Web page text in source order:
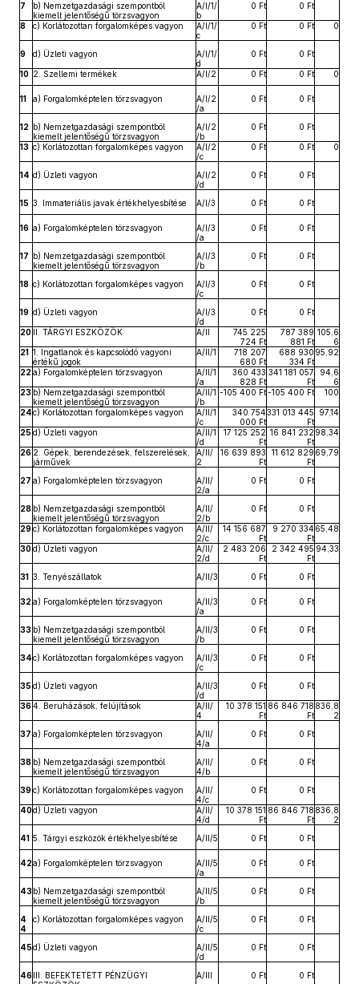
7
b) Nemzetgazdasági szempontból
kiemelt jelentőségű törzsvagyon
A/I/1/
b
0 Ft 0 Ft
8 c) Korlátozottan forgalomképes vagyon
A/I/1/
c
0 Ft 0 Ft 0
9 d) Üzleti vagyon
A/I/1/
d
0 Ft 0 Ft
10 2. Szellemi termékek A/I/2 0 Ft 0 Ft 0
11 a) Forgalomképtelen törzsvagyon
A/I/2
/a
0 Ft 0 Ft
12 b) Nemzetgazdasági szempontból
kiemelt jelentőségű törzsvagyon
A/I/2
/b
0 Ft 0 Ft
13 c) Korlátozottan forgalomképes vagyon
A/I/2
/c
0 Ft 0 Ft 0
14 d) Üzleti vagyon
A/I/2
/d
0 Ft 0 Ft
15 3. Immateriális javak értékhelyesbítése A/I/3 0 Ft 0 Ft
16 a) Forgalomképtelen törzsvagyon
A/I/3
/a
0 Ft 0 Ft
17 b) Nemzetgazdasági szempontból
kiemelt jelentőségű törzsvagyon
A/I/3
/b
0 Ft 0 Ft
18 c) Korlátozottan forgalomképes vagyon
A/I/3
/c
0 Ft 0 Ft
19 d) Üzleti vagyon
A/I/3
/d
0 Ft 0 Ft
20 II. TÁRGYI ESZKÖZÖK A/II
745 225
724 Ft
787 389
881 Ft
105,6
6
21 1. Ingatlanok és kapcsolódó vagyoni
értékű jogok
A/II/1
718 207
680 Ft
688 930
334 Ft
95,92
22a) Forgalomképtelen törzsvagyon
A/II/1
/a
360 433
828 Ft
341 181 057
Ft
94,6
6
23 b) Nemzetgazdasági szempontból
kiemelt jelentőségű törzsvagyon
A/II/1
/b
-105 400 Ft-105 400 Ft 100
24c) Korlátozottan forgalomképes vagyon
A/II/1
/c
340 754
000 Ft
331 013 445
Ft
97,14
25d) Üzleti vagyon
A/II/1
/d
17 125 252
Ft
16 841 232
Ft
98,34
26 2. Gépek, berendezések, felszerelések,
járművek
A/II/
2
16 639 893
Ft
11 612 829
Ft
69,79
27 a) Forgalomképtelen törzsvagyon
A/II/
2/a
0 Ft 0 Ft
28 b) Nemzetgazdasági szempontból
kiemelt jelentőségű törzsvagyon
A/II/
2/b
0 Ft 0 Ft
29c) Korlátozottan forgalomképes vagyon
A/II/
2/c
14 156 687
Ft
9 270 334
Ft
65,48
30 d) Üzleti vagyon
A/II/
2/d
2 483 206
Ft
2 342 495
Ft
94,33
31 3. Tenyészállatok A/II/3 0 Ft 0 Ft
32a) Forgalomképtelen törzsvagyon
A/II/3
/a
0 Ft 0 Ft
33 b) Nemzetgazdasági szempontból
kiemelt jelentőségű törzsvagyon
A/II/3
/b
0 Ft 0 Ft
34c) Korlátozottan forgalomképes vagyon
A/II/3
/c
0 Ft 0 Ft
35d) Üzleti vagyon
A/II/3
/d
0 Ft 0 Ft
364. Beruházások, felújítások
A/II/
4
10 378 151
Ft
86 846 718
Ft
836,8
2
37 a) Forgalomképtelen törzsvagyon
A/II/
4/a
0 Ft 0 Ft
38 b) Nemzetgazdasági szempontból
kiemelt jelentőségű törzsvagyon
A/II/
4/b
0 Ft 0 Ft
39c) Korlátozottan forgalomképes vagyon
A/II/
4/c
0 Ft 0 Ft
40d) Üzleti vagyon
A/II/
4/d
10 378 151
Ft
86 846 718
Ft
836,8
2
41 5. Tárgyi eszközök értékhelyesbítése A/II/5 0 Ft 0 Ft
42a) Forgalomképtelen törzsvagyon
A/II/5
/a
0 Ft 0 Ft
43b) Nemzetgazdasági szempontból
kiemelt jelentőségű törzsvagyon
A/II/5
/b
0 Ft 0 Ft
4
4
c) Korlátozottan forgalomképes vagyon
A/II/5
/c
0 Ft 0 Ft
45d) Üzleti vagyon
A/II/5
/d
0 Ft 0 Ft
46III. BEFEKTETETT PÉNZÜGYI
A/III 0 Ft 0 Ft